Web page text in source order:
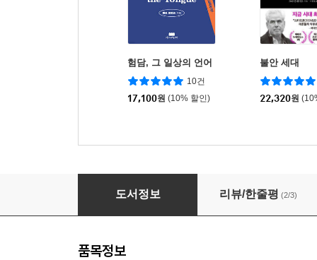
험담, 그 일상의 언어
10건
17,100원 (10% 할인)
불안 세대
22,320원
무엇을 위해 기도할까
도서정보 리뷰/한줄평 (2/3)
품목정보